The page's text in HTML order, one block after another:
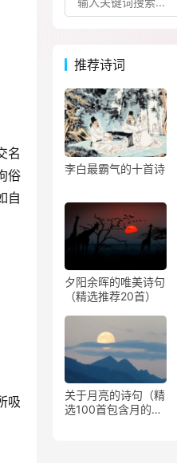
名
俗
自
吸
推荐诗词
李白最霸气的十首诗
夕阳余晖的唯美诗句
（精选推荐20首）
关于月亮的诗句（精
选100首包含月的古